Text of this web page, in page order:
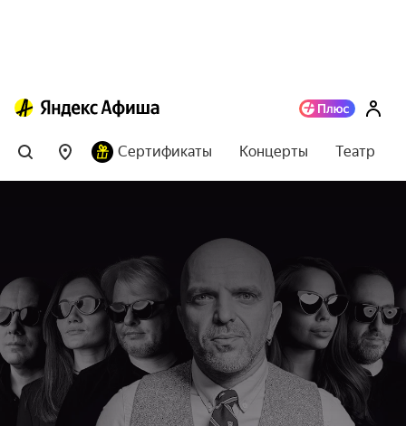
Сертификаты Концерты Театр